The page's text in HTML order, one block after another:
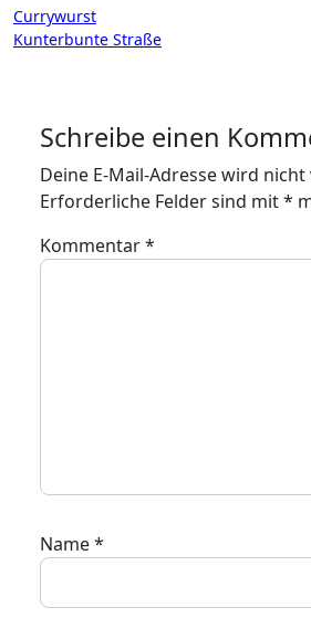
Beitragsnavigation
Currywurst
Kunterbunte Straße
Schreibe einen
Deine E-Mail-Adresse wird
Erforderliche Felder sind mit*
Kommentar*
Name*